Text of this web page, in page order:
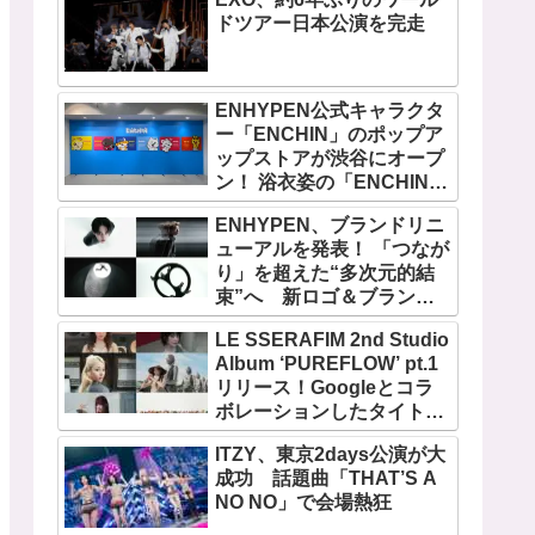
ドツアー日本公演を完走
ENHYPEN公式キャラクタ
ー「ENCHIN」のポップア
ップストアが渋谷にオープ
ン！ 浴衣姿の「ENCHIN」
が登場
ENHYPEN、ブランドリニ
ューアルを発表！ 「つなが
り」を超えた“多次元的結
束”へ 新ロゴ＆ブランド
フィルム公開
LE SSERAFIM 2nd Studio
Album ‘PUREFLOW’ pt.1
リリース！Googleとコラ
ボレーションしたタイトル
曲「BOOMPALA」MVも公
開
ITZY、東京2days公演が大
成功 話題曲「THAT’S A
NO NO」で会場熱狂